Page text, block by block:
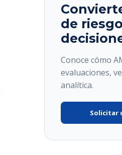
de
Conoce cómo
evaluaciones,
analítica.
Solicitar